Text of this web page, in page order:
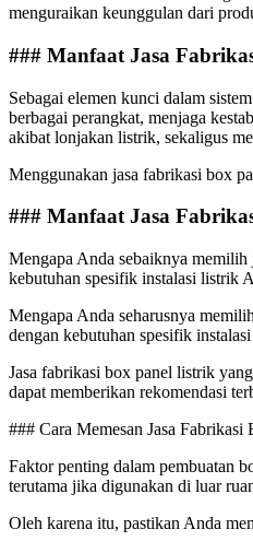
menguraikan keunggulan dari
### Manfaat Jasa
Sebagai elemen kunci dalam
berbagai perangkat, menjaga
akibat lonjakan listrik, sekaligus
Menggunakan jasa fabrikasi box
### Manfaat Jasa
Mengapa Anda sebaiknya memilih
kebutuhan spesifik instalasi listrik
Mengapa Anda seharusnya
dengan kebutuhan spesifik
Jasa fabrikasi box panel listrik
dapat memberikan rekomendasi
### Cara Memesan Jasa
Faktor penting dalam pembuatan
terutama jika digunakan di luar
Oleh karena itu, pastikan Anda